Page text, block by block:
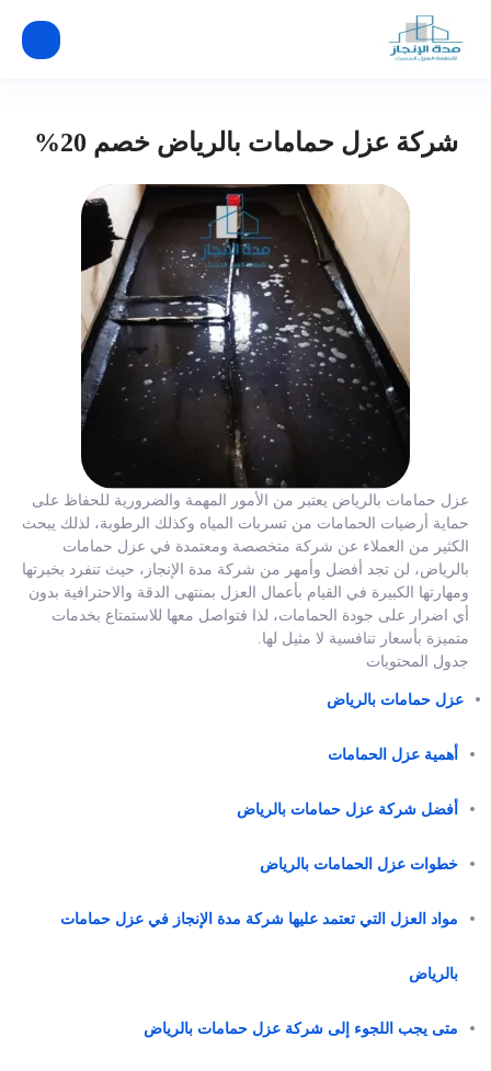
شركة عزل حمامات بالرياض خصم 20%
عزل حمامات بالرياض يعتبر من الأمور المهمة والضرورية للحفاظ على
حماية أرضيات الحمامات من تسربات المياه وكذلك الرطوبة، لذلك يبحث
الكثير من العملاء عن شركة متخصصة ومعتمدة في عزل حمامات
بالرياض، لن تجد أفضل وأمهر من شركة مدة الإنجاز، حيث تنفرد بخبرتها
ومهارتها الكبيرة في القيام بأعمال العزل بمنتهى الدقة والاحترافية بدون
أي اضرار على جودة الحمامات، لذا فتواصل معها للاستمتاع بخدمات
متميزة بأسعار تنافسية لا مثيل لها.
جدول المحتويات
عزل حمامات بالرياض
أهمية عزل الحمامات
أفضل شركة عزل حمامات بالرياض
خطوات عزل الحمامات بالرياض
مواد العزل التي تعتمد عليها شركة مدة الإنجاز في عزل حمامات
بالرياض
متى يجب اللجوء إلى شركة عزل حمامات بالرياض